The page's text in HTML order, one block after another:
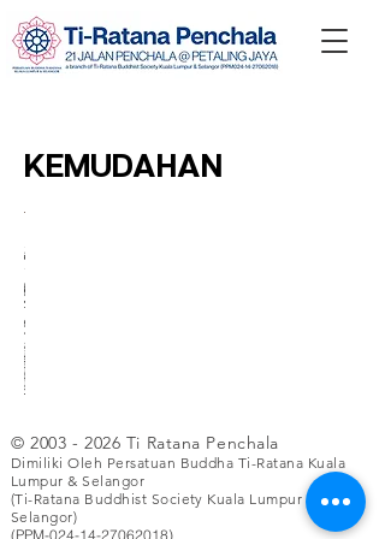
KEMUDAHAN
佛
堂
400
平方
英尺
的佛
于我
们场
所的
最前
面，
佛
堂
钢
琴
佛堂
用于
伴奏
虔诚
的佛
教歌
等候
处
活动准
备区和
Ti-
Ratana
on
Wheels
食品包
装区。
图
书
角
这个
区域
的一
僧团
的候
诊
室，
另一
僧
伽
厨
房
满足
的所
有厨
房要
求。
外行
人的
厨房
为外行
准备食
物的区
带轮子
的 Ti-
Ratana
餐点。
洗
手
间
厕所
区。
院子
我们的
Ti-
Ratana
Meals
on
Wheels
的停车
场以及
佛堂的
溢出
区。
会
议
室
一个
宁
静、
静、
祥和
的讨
论
区。
图
书
馆
一个
充满
佛法
的房
间。
课
堂
一间
教授
佛法
的房
同时
也用
作冥
想静
修的
办
公
室
行政
区。
僧
伽
房
僧团
住
宿。
©2003 - 2026 Ti Ratana Penchala
Dimiliki Oleh Persatuan Buddha Ti-Ratana Kuala
Lumpur & Selangor
(Ti-Ratana Buddhist Society Kuala Lumpur &
Selangor)
(PPM-024-14-27062018)